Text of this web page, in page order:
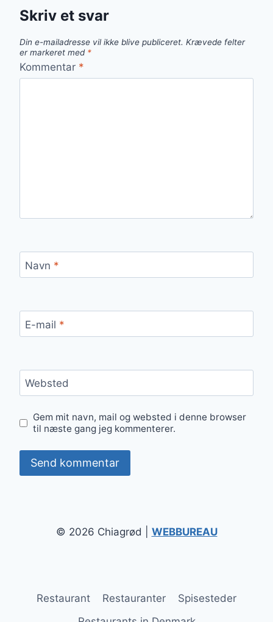
Skriv et svar
Din e-mailadresse vil ikke blive publiceret. Krævede felter
er markeret med *
Kommentar *
Navn *
E-mail *
Websted
Gem mit navn, mail og websted i denne browser
til næste gang jeg kommenterer.
© 2026 Chiagrød | WEBBUREAU
Restaurant Restauranter
Spisesteder